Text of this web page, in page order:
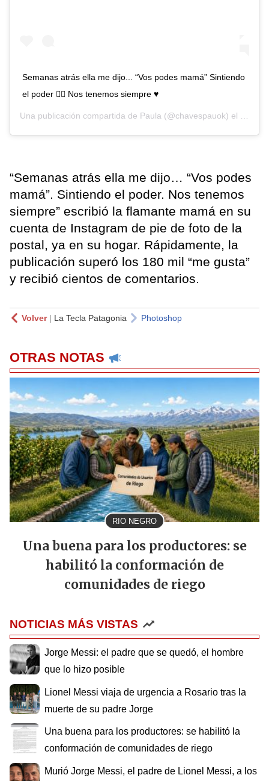
Semanas atrás ella me dijo... “Vos podes mamá” Sintiendo
el poder ✊🏻 Nos tenemos siempre ♥️
Una publicación compartida de Paula (@chavespauok) el 8 Jul,
“Semanas atrás ella me dijo… “Vos podes
mamá”. Sintiendo el poder. Nos tenemos
siempre” escribió la flamante mamá en su
cuenta de Instagram de pie de foto de la
postal, ya en su hogar. Rápidamente, la
publicación superó los 180 mil “me gusta”
y recibió cientos de comentarios.
Volver| La Tecla Patagonia Photoshop
OTRAS NOTAS
RIO NEGRO
Una buena para los productores: se
habilitó la conformación de
comunidades de riego
NOTICIAS MÁS VISTAS
Jorge Messi: el padre que se quedó, el hombre
que lo hizo posible
Lionel Messi viaja de urgencia a Rosario tras la
muerte de su padre Jorge
Una buena para los productores: se habilitó la
conformación de comunidades de riego
Murió Jorge Messi, el padre de Lionel Messi, a los